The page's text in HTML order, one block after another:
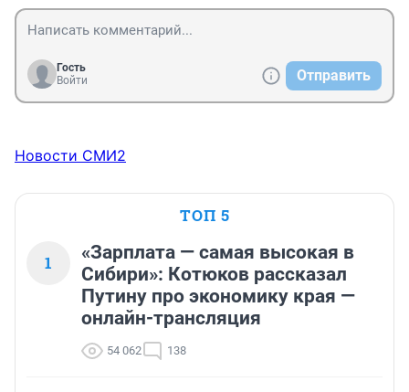
Гость
Войти
Отправить
Новости СМИ2
ТОП 5
1
«Зарплата — самая высокая в
Сибири»: Котюков рассказал
Путину про экономику края —
онлайн-трансляция
54 062 138